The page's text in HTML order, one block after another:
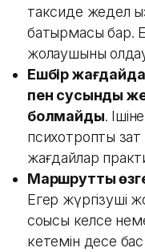
таксиде жедел
батырмасы бар.
жолаушыны
Ешбір жағдайда
пен сусынды
болмайды.
психотроптық
жағдайлар
Маршрутты
Егер жүргізуші
соққысы келсе
кетемін десе